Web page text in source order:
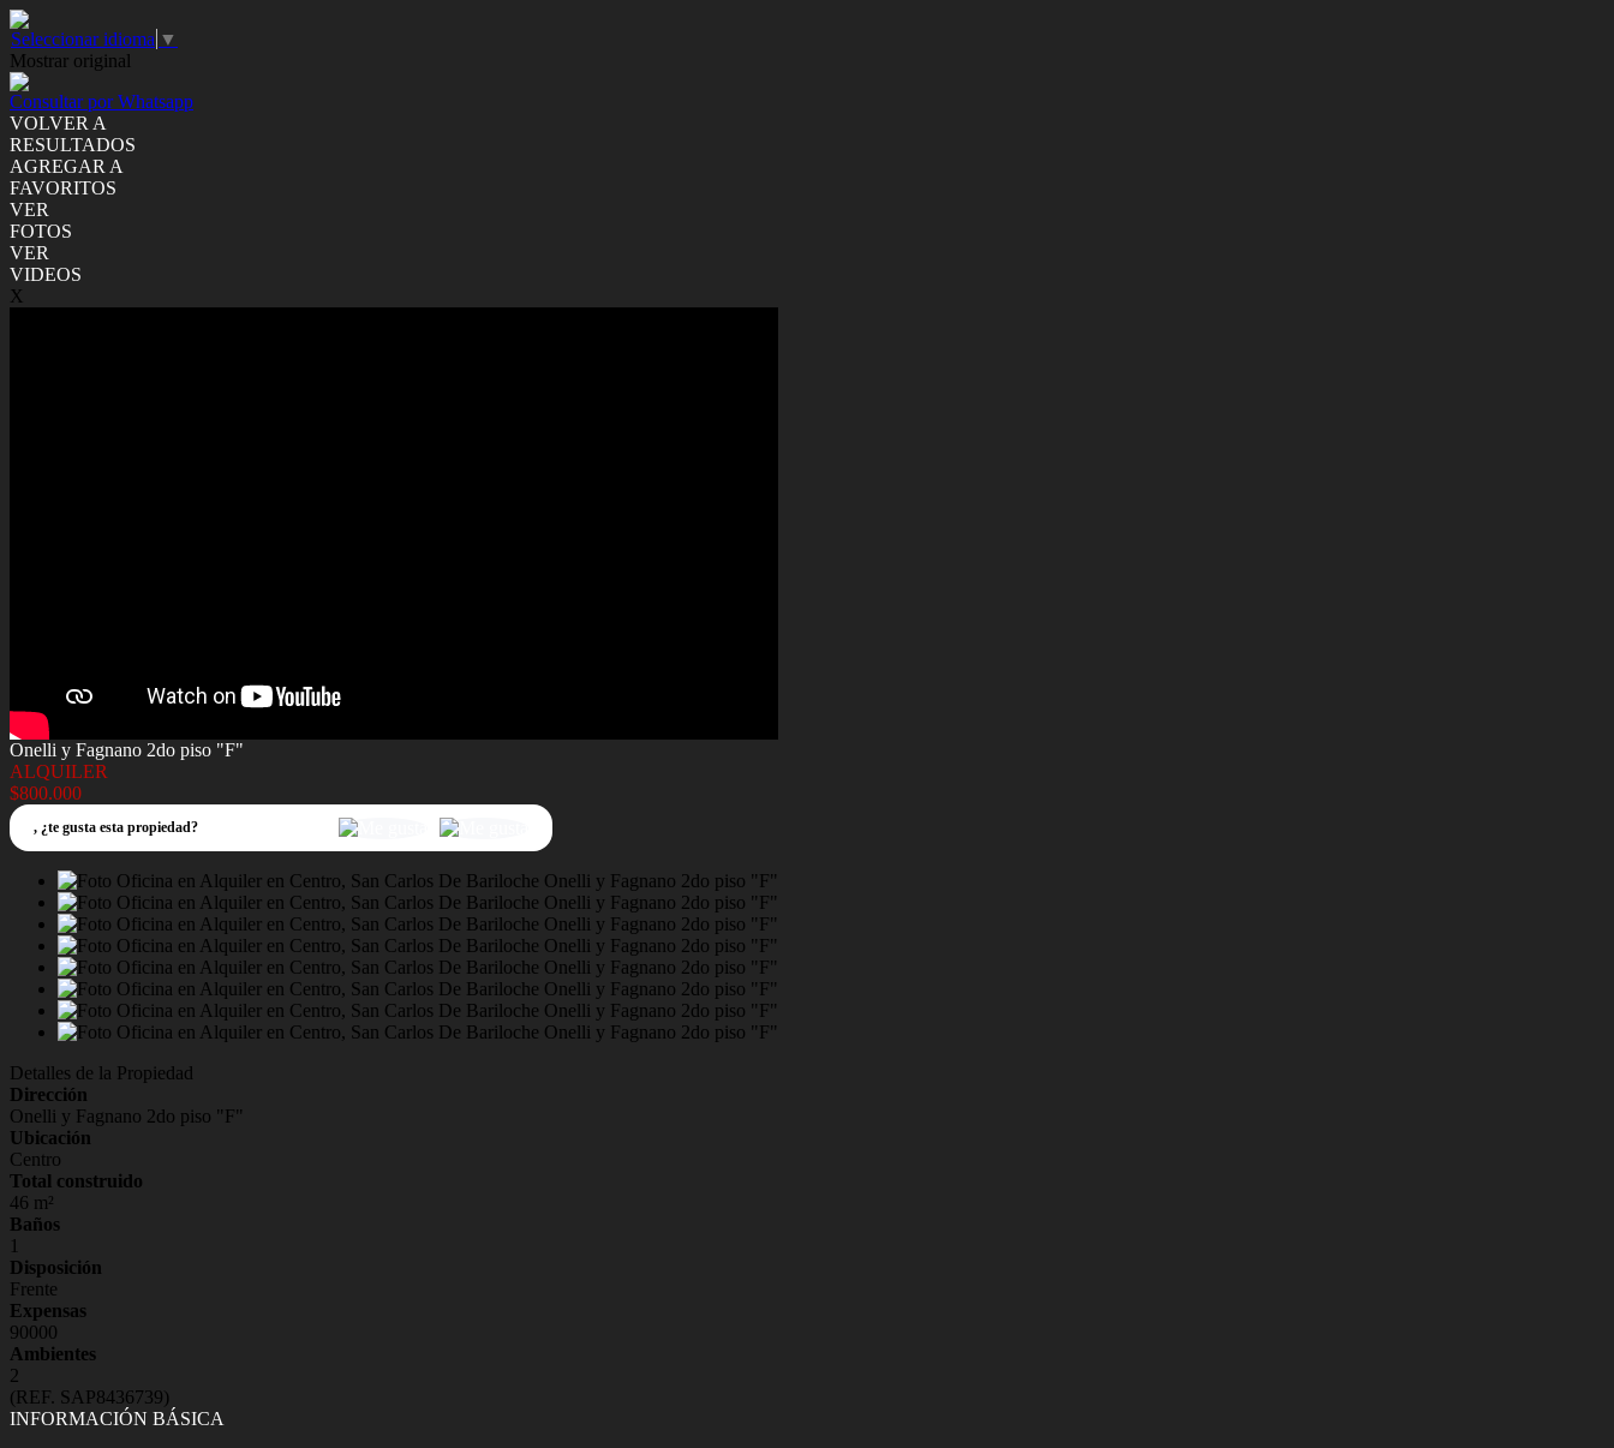
Seleccionar idioma ▼
Mostrar original
Consultar por Whatsapp
VOLVER A
RESULTADOS
AGREGAR A
FAVORITOS
VER
FOTOS
VER
VIDEOS
X
Onelli y Fagnano 2do piso "F"
ALQUILER
$800.000
, ¿te gusta esta propiedad?
Detalles de la Propiedad
Dirección
Onelli y Fagnano 2do piso "F"
Ubicación
Centro
Total construido
46 m²
Baños
1
Disposición
Frente
Expensas
90000
Ambientes
2
(REF. SAP8436739)
INFORMACIÓN BÁSICA